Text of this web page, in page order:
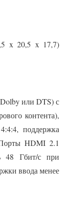
x 20,5 x 17,7)
или DTS) с
контента),
поддержка
HDMI 2.1
48 Гбит/с при
ввода менее